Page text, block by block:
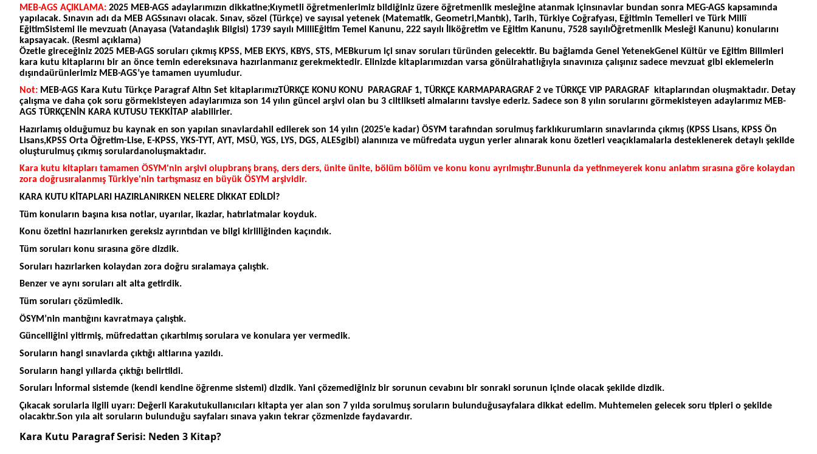
MEB-AGS AÇIKLAMA: 2025 MEB-AGS adaylarımızın dikkatine;Kıymetli öğretmenlerimiz bildiğiniz üzere öğretmenlik mesleğine atanmak içinsınavlar bundan sonra MEG-AGS kapsamında
yapılacak. Sınavın adı da MEB AGSsınavı olacak. Sınav, sözel (Türkçe) ve sayısal yetenek (Matematik, Geometri,Mantık), Tarih, Türkiye Coğrafyası, Eğitimin Temelleri ve Türk Millî
EğitimSistemi ile mevzuatı (Anayasa (Vatandaşlık Bilgisi) 1739 sayılı MilliEğitim Temel Kanunu, 222 sayılı İlköğretim ve Eğitim Kanunu, 7528 sayılıÖğretmenlik Mesleği Kanunu) konularını
kapsayacak. (Resmi açıklama)
Özetle gireceğiniz 2025 MEB-AGS soruları çıkmış KPSS, MEB EKYS, KBYS, STS, MEBkurum içi sınav soruları türünden gelecektir. Bu bağlamda Genel YetenekGenel Kültür ve Eğitim Bilimleri
kara kutu kitaplarını bir an önce temin edereksınava hazırlanmanız gerekmektedir. Elinizde kitaplarımızdan varsa gönülrahatlığıyla sınavınıza çalışınız sadece mevzuat gibi eklemelerin
dışındaürünlerimiz MEB-AGS’ye tamamen uyumludur.
Not: MEB-AGS Kara Kutu Türkçe Paragraf Altın Set kitaplarımızTÜRKÇE KONU KONU
PARAGRAF 1, TÜRKÇE KARMAPARAGRAF 2 ve TÜRKÇE VIP PARAGRAF kitaplarından oluşmaktadır. Detay
çalışma ve daha çok soru görmekisteyen adaylarımıza son 14 yılın güncel arşivi olan bu 3 ciltlikseti almalarını tavsiye ederiz. Sadece son 8 yılın sorularını görmekisteyen adaylarımız MEB-
AGS TÜRKÇENİN KARA KUTUSU TEKKİTAP alabilirler.
Hazırlamış olduğumuz bu kaynak en son yapılan sınavlardahil edilerek son 14 yılın (2025’e kadar) ÖSYM tarafından sorulmuş farklıkurumların sınavlarında çıkmış (KPSS Lisans, KPSS Ön
Lisans,KPSS Orta Öğretim-Lise, E-KPSS, YKS-TYT, AYT, MSÜ, YGS, LYS, DGS, ALESgibi) alanınıza ve müfredata uygun yerler alınarak konu özetleri veaçıklamalarla desteklenerek detaylı şekilde
oluşturulmuş çıkmış sorulardanoluşmaktadır.
Kara kutu kitapları tamamen ÖSYM'nin arşivi olupbranş branş, ders ders, ünite ünite, bölüm bölüm ve konu konu ayrılmıştır.Bununla da yetinmeyerek konu anlatım sırasına göre kolaydan
zora doğrusıralanmış Türkiye'nin tartışmasız en büyük ÖSYM arşividir.
KARA KUTU KİTAPLARI HAZIRLANIRKEN NELERE DİKKAT EDİLDİ?
Tüm konuların başına kısa notlar, uyarılar, ikazlar, hatırlatmalar koyduk.
Konu özetini hazırlanırken gereksiz ayrıntıdan ve bilgi kirliliğinden kaçındık.
Tüm soruları konu sırasına göre dizdik.
Soruları hazırlarken kolaydan zora doğru sıralamaya çalıştık.
Benzer ve aynı soruları alt alta getirdik.
Tüm soruları çözümledik.
ÖSYM’nin mantığını kavratmaya çalıştık.
Güncelliğini yitirmiş, müfredattan çıkartılmış sorulara ve konulara yer vermedik.
Soruların hangi sınavlarda çıktığı altlarına yazıldı.
Soruların hangi yıllarda çıktığı belirtildi.
Soruları İnformal sistemde (kendi kendine öğrenme sistemi) dizdik. Yani çözemediğiniz bir sorunun cevabını bir sonraki sorunun içinde olacak şekilde dizdik.
Çıkacak sorularla ilgili uyarı: Değerli Karakutukullanıcıları kitapta yer alan son 7 yılda sorulmuş soruların bulunduğusayfalara dikkat edelim. Muhtemelen gelecek soru tipleri o şekilde
olacaktır.Son yıla ait soruların bulunduğu sayfaları sınava yakın tekrar çözmenizde faydavardır.
Kara Kutu Paragraf Serisi: Neden 3 Kitap?